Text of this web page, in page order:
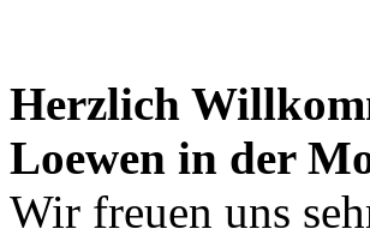
Herzlich
Loewen in der
Wir freuen uns